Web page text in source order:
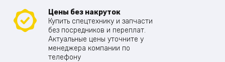
Цены без накруток
Купить спецтехнику и запчасти
без посредников и переплат.
Актуальные цены уточните у
менеджера компании по
телефону